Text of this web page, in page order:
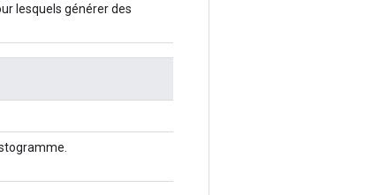
lesquels générer des